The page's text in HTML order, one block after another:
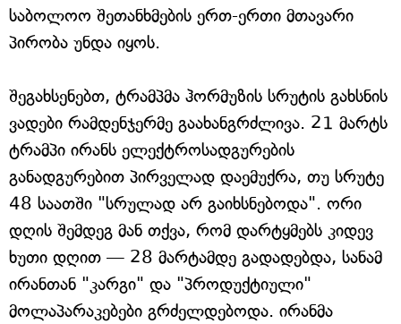
საბოლოო შეთანხმების ერთ-ერთი მთავარი
პირობა უნდა იყოს.
შეგახსენებთ, ტრამპმა ჰორმუზის სრუტის გახსნის
ვადები რამდენჯერმე გაახანგრძლივა. 21 მარტს
ტრამპი ირანს ელექტროსადგურების
განადგურებით პირველად დაემუქრა, თუ სრუტე
48 საათში "სრულად არ გაიხსნებოდა". ორი
დღის შემდეგ მან თქვა, რომ დარტყმებს კიდევ
ხუთი დღით — 28 მარტამდე გადადებდა, სანამ
ირანთან "კარგი" და "პროდუქტიული"
მოლაპარაკებები გრძელდებოდა. ირანმა